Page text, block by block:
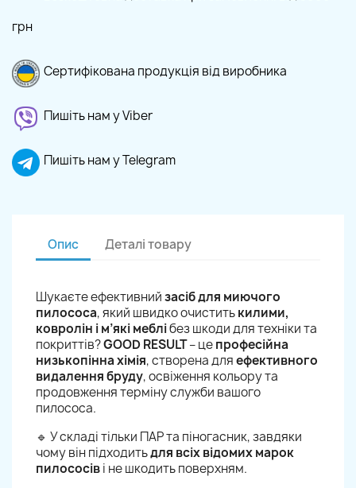
грн
Сертифікована продукція від виробника
Пишіть нам у Viber
Пишіть нам у Telegram
Опис Деталі товару
Шукаєте ефективнийзасіб для миючого
пилососа, який швидко очиститькилими,
ковролін і м’які меблібез шкоди для техніки та
покриттів?GOOD RESULT– цепрофесійна
низькопінна хімія, створена дляефективного
видалення бруду, освіження кольору та
продовження терміну служби вашого
пилососа.
🔹 У складі тільки ПАР та піногасник, завдяки
чому він підходитьдля всіх відомих марок
пилососіві не шкодить поверхням.